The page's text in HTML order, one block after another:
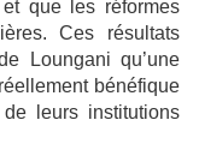
que les réformes
Ces résultats
Loungani qu’une
bénéfique
leurs institutions